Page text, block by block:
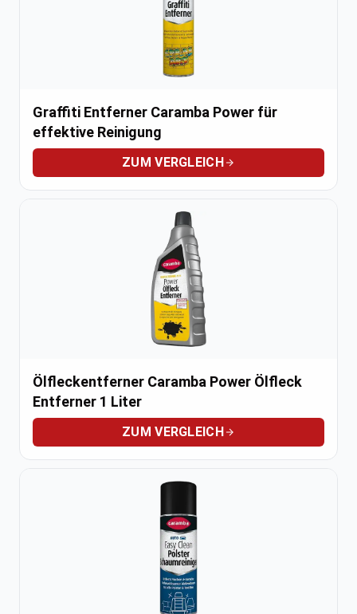
Graffiti Entferner Caramba Power für
effektive Reinigung
ZUM VERGLEICH
Ölfleckentferner Caramba Power Ölfleck
Entferner 1 Liter
ZUM VERGLEICH